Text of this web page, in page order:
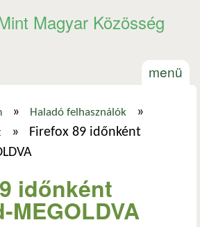
Magyar Közösség
menü
» Haladó felhasználók »
»
Firefox 89 időnként
időnként
MEGOLDVA